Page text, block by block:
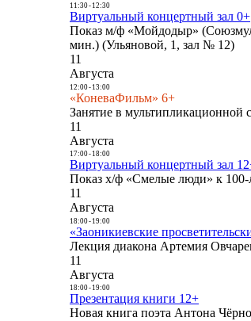
11:30- 12:30
Виртуальный концертный зал 0+
Показ м/ф «Мойдодыр»
мин.) (Ульяновой, 1, зал № 12)
11
Августа
12:00- 13:00
«КоневаФильм» 6+
Занятие в мультипликационной
11
Августа
17:00- 18:00
Виртуальный концертный зал
Показ х/ф «Смелые люди» к 100-
11
Августа
18:00- 19:00
«Заоникиевские
Лекция диакона Артемия
11
Августа
18:00- 19:00
Презентация книги 12+
Новая книга поэта Антона